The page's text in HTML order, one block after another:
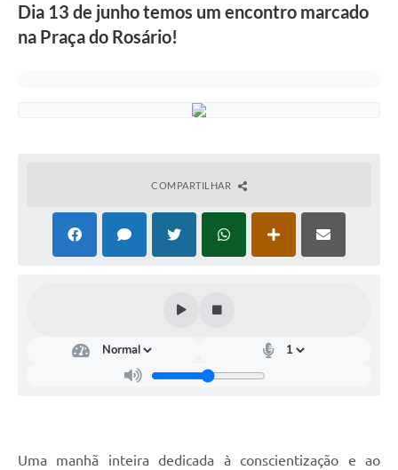
Dia 13 de junho temos um encontro marcado
na Praça do Rosário!
COMPARTILHAR
Uma manhã inteira dedicada à conscientização e ao